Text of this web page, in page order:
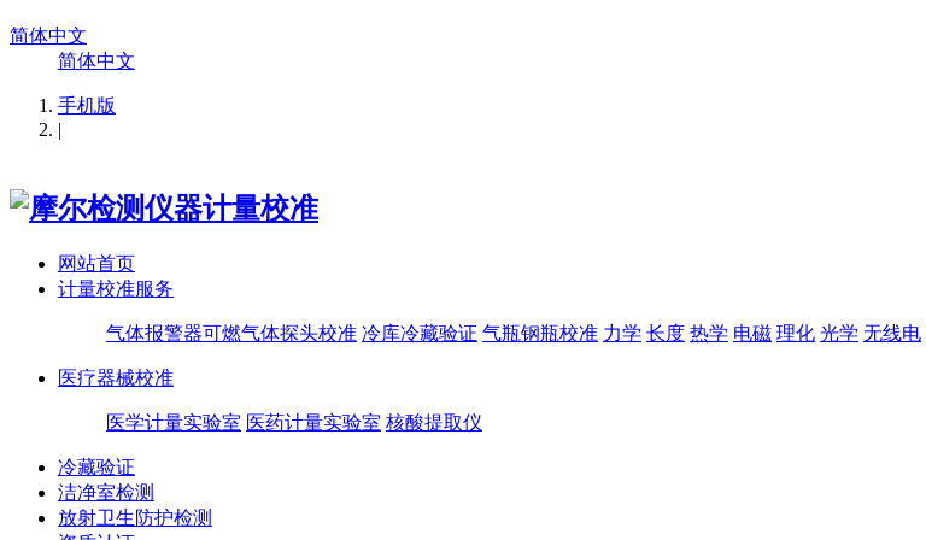
简体中文
简体中文
手机版
|
网站首页
计量校准服务
气体报警器可燃气体探头校准 冷库冷藏验证 气瓶钢瓶校准 力学 长度 热学 电磁 理化 光学 无线电
医疗器械校准
医学计量实验室 医药计量实验室 核酸提取仪
冷藏验证
洁净室检测
放射卫生防护检测